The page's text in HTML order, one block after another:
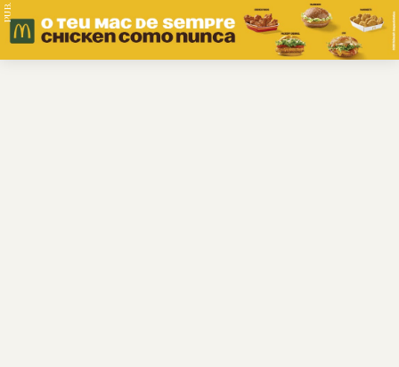
PUB.